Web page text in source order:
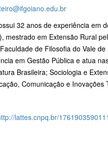
32 anos de experiência em
mestrado em Extensão Rural
de Filosofia do Vale
em Gestão Pública e atua
Brasileira; Sociologia e
Comunicação e Inovações
lattes.cnpq.br/